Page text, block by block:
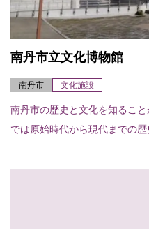
南丹市立文化博物館
南丹市 文化施設
南丹市の歴史と文化を知るこ
では原始時代から現代までの
れる。